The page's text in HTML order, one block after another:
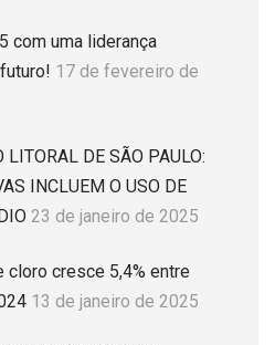
com uma liderança
17 de fevereiro de
LITORAL DE SÃO PAULO:
INCLUEM O USO DE
23 de janeiro de 2025
cloro cresce 5,4% entre
13 de janeiro de 2025